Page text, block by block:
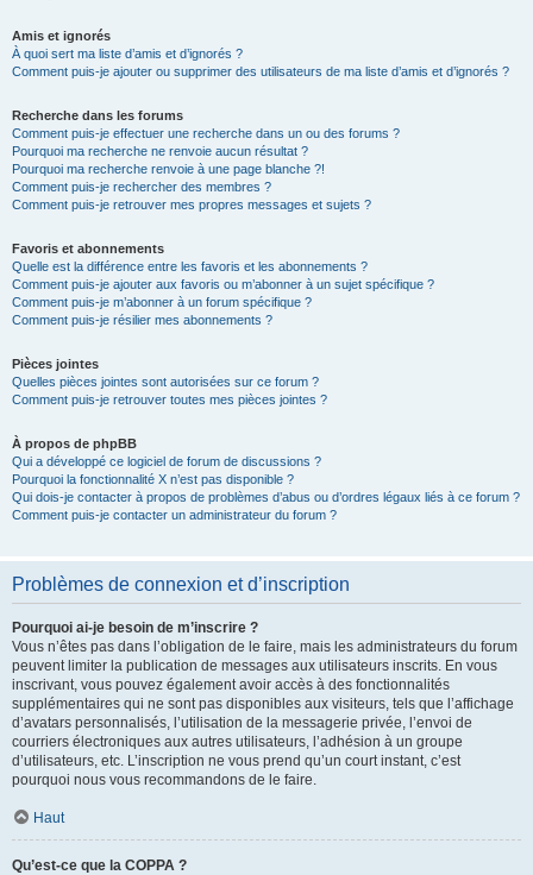
Amis et ignorés
À quoi sert ma liste d’amis et d’ignorés ?
Comment puis-je ajouter ou supprimer des utilisateurs de ma liste d’amis et d’ignorés ?
Recherche dans les forums
Comment puis-je effectuer une recherche dans un ou des forums ?
Pourquoi ma recherche ne renvoie aucun résultat ?
Pourquoi ma recherche renvoie à une page blanche ?!
Comment puis-je rechercher des membres ?
Comment puis-je retrouver mes propres messages et sujets ?
Favoris et abonnements
Quelle est la différence entre les favoris et les abonnements ?
Comment puis-je ajouter aux favoris ou m’abonner à un sujet spécifique ?
Comment puis-je m’abonner à un forum spécifique ?
Comment puis-je résilier mes abonnements ?
Pièces jointes
Quelles pièces jointes sont autorisées sur ce forum ?
Comment puis-je retrouver toutes mes pièces jointes ?
À propos de phpBB
Qui a développé ce logiciel de forum de discussions ?
Pourquoi la fonctionnalité X n’est pas disponible ?
Qui dois-je contacter à propos de problèmes d’abus ou d’ordres légaux liés à ce forum ?
Comment puis-je contacter un administrateur du forum ?
Problèmes de connexion et d’inscription
Pourquoi ai-je besoin de m’inscrire ?
Vous n’êtes pas dans l’obligation de le faire, mais les administrateurs du forum
peuvent limiter la publication de messages aux utilisateurs inscrits. En vous
inscrivant, vous pouvez également avoir accès à des fonctionnalités
supplémentaires qui ne sont pas disponibles aux visiteurs, tels que l’affichage
d’avatars personnalisés, l’utilisation de la messagerie privée, l’envoi de
courriers électroniques aux autres utilisateurs, l’adhésion à un groupe
d’utilisateurs, etc. L’inscription ne vous prend qu’un court instant, c’est
pourquoi nous vous recommandons de le faire.
Haut
Qu’est-ce que la COPPA ?